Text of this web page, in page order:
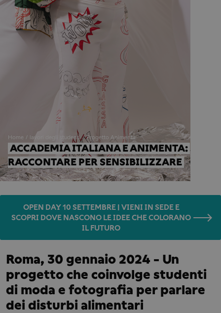
Home lavori degli studenti Progetto Animenta
ACCADEMIA ITALIANA E ANIMENTA:
RACCONTARE PER SENSIBILIZZARE
OPEN DAY 10 SETTEMBRE | VIENI IN SEDE E
SCOPRI DOVE NASCONO LE IDEE CHE COLORANO
IL FUTURO
Roma, 30 gennaio 2024 - Un
progetto che coinvolge studenti
di moda e fotografia per parlare
dei disturbi alimentari